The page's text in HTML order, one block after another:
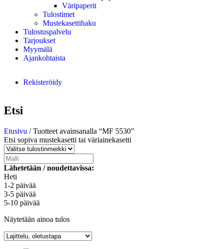
Väripaperit
Tulostimet
Mustekasettihaku
Tulostuspalvelu
Tarjoukset
Myymälä
Ajankohtaista
Rekisteröidy
Etsi
Etusivu / Tuotteet avainsanalla “MF 5530”
Etsi sopiva mustekasetti tai väriainekasetti
Lähetetään / noudettavissa:
Heti
1-2 päivää
3-5 päivää
5-10 päivää
Näytetään ainoa tulos